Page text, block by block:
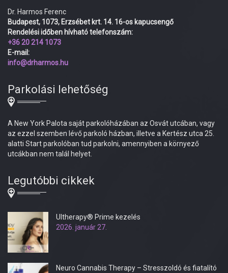
Dr. Harmos Ferenc
Budapest, 1073, Erzsébet krt. 14. 16-os kapucsengő
Rendelési időben hívható telefonszám:
+36 20 214 1073
E-mail:
info@drharmos.hu
Parkolási lehetőség
A New York Palota saját parkolóházában az Osvát utcában, vagy
az ezzel szemben lévő parkoló házban, illetve a Kertész utca 25.
alatti Start parkolóban tud parkolni, amennyiben a környező
utcákban nem talál helyet.
Legutóbbi cikkek
Ultherapy® Prime kezelés
2026. január 27.
Neuro Cannabis Therapy – Stresszoldó és fiatalító